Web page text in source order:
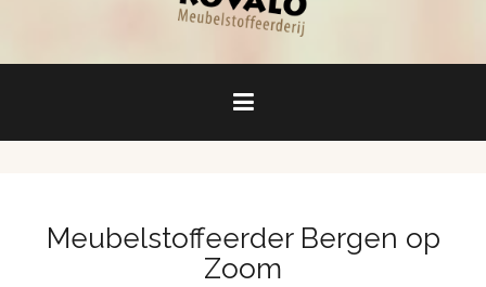
Meubelstoffeerder Bergen op
Zoom